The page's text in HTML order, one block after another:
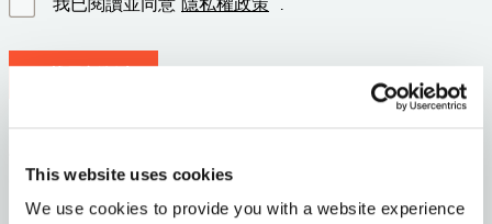
This website uses cookies
We use cookies to provide you with a website experience
尺寸: 111.1 M
日期: 2026-05-05